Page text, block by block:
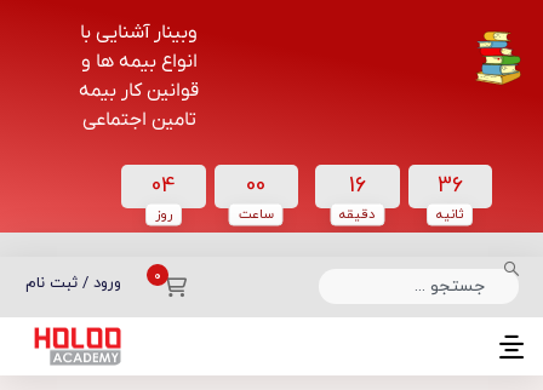
وبینار آشنایی با
انواع بیمه ها و
قوانین کار بیمه
تامین اجتماعی
04
روز
00
ساعت‌
16
دقیقه
36
ثانیه
ورود / ثبت نام
دسته بندی دوره‌ها